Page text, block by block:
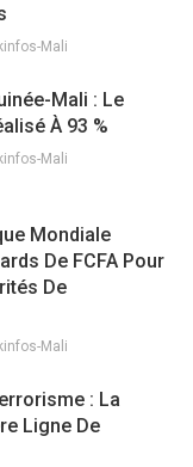
Mali
Mali : Le
À 93 %
Mali
Mondiale
De FCFA Pour
De
Mali
: La
Ligne De